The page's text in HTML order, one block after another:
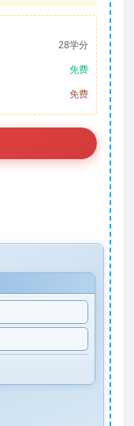
28学分
免费
免费